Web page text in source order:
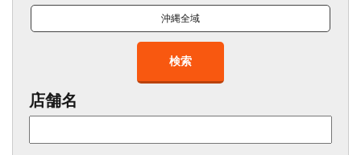
沖縄全域
検索
店舗名